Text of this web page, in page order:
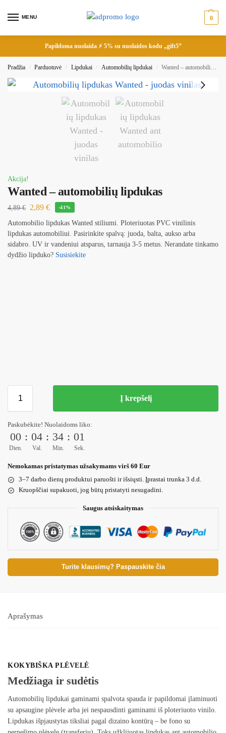
MENU 0
Papildoma nuolaida ⚡ 5% su nuolaidos kodu „gift5”
Pradžia / Parduotuvė / Lipdukai / Automobilių lipdukai / Wanted – automobilių lipdukas
Akcija!
Wanted – automobilių lipdukas
4,89€ 2,89 € -41%
Automobilio lipdukas Wanted stiliumi. Ploteriuotas PVC vinilinis
lipdukas automobiliui. Pasirinkite spalvą: juoda, balta, aukso arba
sidabro. UV ir vandeniui atsparus, tarnauja 3-5 metus. Nerandate tinkamo
dydžio lipduko? Susisiekite
Į krepšelį
Paskubėkite! Nuolaidoms liko:
00
Dien.
: 04
Val.
: 34
Min.
: 01
Sek.
Nemokamas pristatymas užsakymams virš 60 Eur
3–7 darbo dienų produktui paruošti ir išsiųsti. Įprastai trunka 3 d.d.
Kruopščiai supakuoti, jog būtų pristatyti nesugadini.
Saugus atsiskaitymas
Turite klausimų? Paspauskite čia
Aprašymas
KOKYBIŠKA PLĖVELĖ
Medžiaga ir sudėtis
Automobilių lipdukai gaminami spalvota spauda ir papildomai įlaminuoti
su apsaugine plėvele arba jei nespausdinti gaminami iš ploteriuoto vinilo.
Lipdukas išpjaustytas tiksliai pagal dizaino kontūrą – be fono su